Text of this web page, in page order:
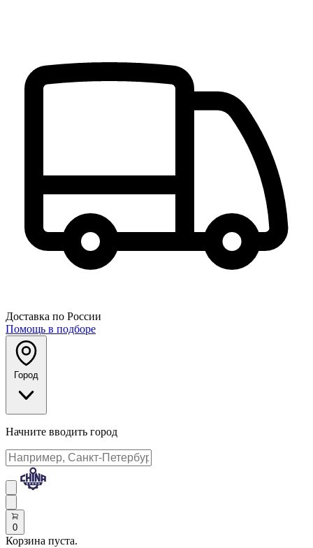
Доставка по России
Помощь в подборе
Город
Начните вводить город
0
Корзина пуста.